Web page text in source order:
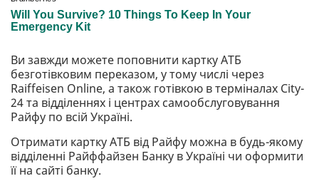
Ви завжди можете поповнити картку АТБ
безготівковим переказом, у тому числі через
Raiffeisen Online, а також готівкою в терміналах City-
24 та відділеннях і центрах самообслуговування
Райфу по всій Україні.
Отримати картку АТБ від Райфу можна в будь-якому
відділенні Райффайзен Банку в Україні чи оформити
її на сайті банку.